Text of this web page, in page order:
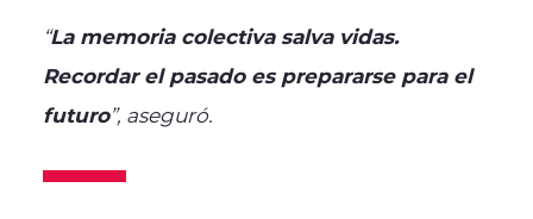
“La memoria colectiva salva vidas.
Recordar el pasado es prepararse para el
futuro”, aseguró.